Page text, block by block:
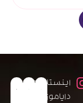
اینستاگرام
دایاموز